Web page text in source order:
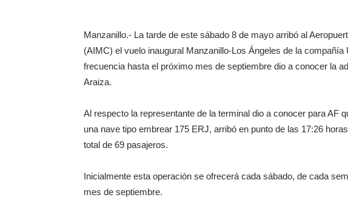
Manzanillo.- La tarde de este sábado 8 de mayo arribó al
(AIMC) el vuelo inaugural Manzanillo-Los Ángeles de la
frecuencia hasta el próximo mes de septiembre dio a conocer la
Araiza.
Al respecto la representante de la terminal dio a conocer para AF
una nave tipo embrear 175 ERJ, arribó en punto de las 17:26
total de 69 pasajeros.
Inicialmente esta operación se ofrecerá cada sábado, de cada
mes de septiembre.